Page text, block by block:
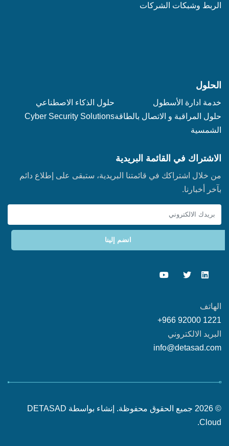
الربط وشبكات الشركات
الحلول
خدمة ادارة الأسطول‬‬
حلول الذكاء الاصطناعي
حلول المراقبة و الاتصال بالطاقة
الشمسية
Cyber Security Solutions
الاشتراك في القائمة البريدية
من خلال اشتراكك في قائمتنا البريدية، ستبقى على إطلاع دائم
بآخر أخبارنا.
الهاتف
+966 92000 1221
البريد الالكتروني
info@detasad.com
© 2026 جميع الحقوق محفوظة. إنشاء بواسطة
DETASAD
Cloud
.